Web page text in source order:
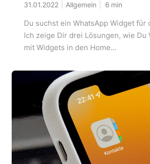
31.01.2022 Allgemein 6 min
Du suchst ein WhatsApp Widget für
Ich zeige Dir drei Lösungen, wie Du
mit Widgets in den Home...